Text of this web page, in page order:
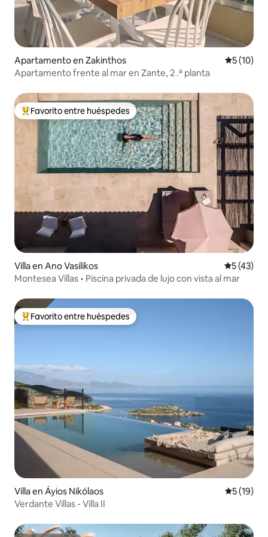
Apartamento en Zakinthos
5 (10)
Apartamento frente al mar en Zante, 2 .ª planta
Favorito entre huéspedes preferido
Favorito entre huéspedes
Villa en Ano Vasilikos
5 (43)
Montesea Villas • Piscina privada de lujo con vista al mar
Favorito entre huéspedes preferido
Favorito entre huéspedes
Villa en Áyios Nikólaos
5 (19)
Verdante Villas - Villa II